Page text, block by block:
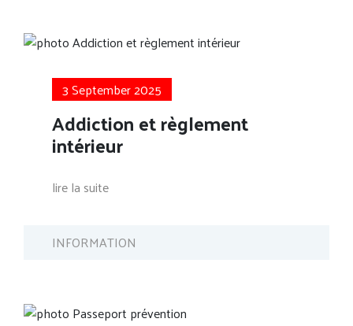
3 September 2025
Addiction et règlement
intérieur
lire la suite
INFORMATION